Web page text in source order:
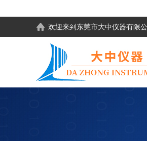
欢迎来到东莞市大中仪器有限公